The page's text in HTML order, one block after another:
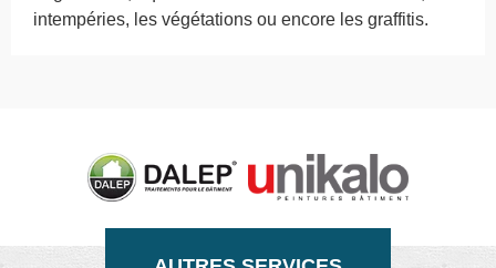
intempéries, les végétations ou encore les graffitis.